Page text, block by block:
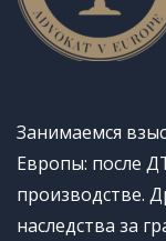
Занимаемся
Европы: после
производстве.
наследства за